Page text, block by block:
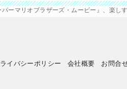
ーマリオブラザーズ・ムービー』、楽し
イバシーポリシー 会社概要 お問合